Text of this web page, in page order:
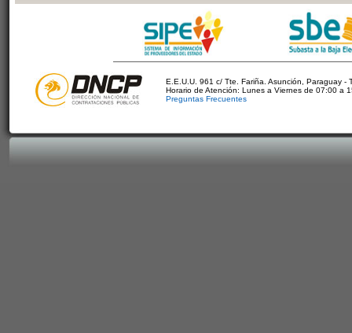
E.E.U.U. 961 c/ Tte. Fariña. Asunción, Paraguay -
Horario de Atención: Lunes a Viernes de 07:00 a
Preguntas Frecuentes